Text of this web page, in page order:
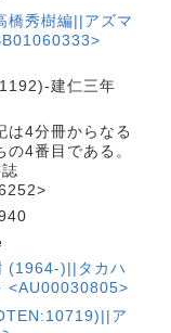
橋秀樹編||アズマ
建仁三年
は4分冊からなる
の4番目である。
(1964-)||タカハ
<AU00030805>
ア